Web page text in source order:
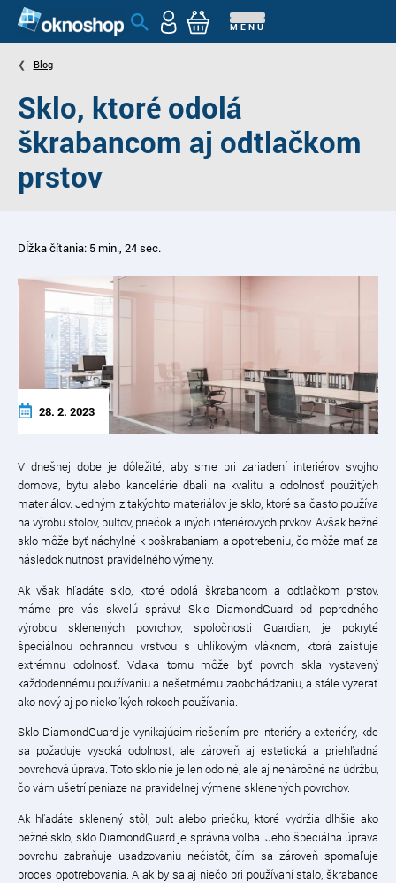
MENU
Blog
Sklo, ktoré odolá
škrabancom aj odtlačkom
prstov
Dĺžka čítania: 5 min., 24 sec.
28. 2. 2023
V dnešnej dobe je dôležité, aby sme pri zariadení interiérov svojho
domova, bytu alebo kancelárie dbali na kvalitu a odolnosť použitých
materiálov. Jedným z takýchto materiálov je sklo, ktoré sa často používa
na výrobu stolov, pultov, priečok a iných interiérových prvkov. Avšak bežné
sklo môže byť náchylné k poškrabaniam a opotrebeniu, čo môže mať za
následok nutnosť pravidelného výmeny.
Ak však hľadáte sklo, ktoré odolá škrabancom a odtlačkom prstov,
máme pre vás skvelú správu! Sklo DiamondGuard od popredného
výrobcu sklenených povrchov, spoločnosti Guardian, je pokryté
špeciálnou ochrannou vrstvou s uhlíkovým vláknom, ktorá zaisťuje
extrémnu odolnosť. Vďaka tomu môže byť povrch skla vystavený
každodennému používaniu a nešetrnému zaobchádzaniu, a stále vyzerať
ako nový aj po niekoľkých rokoch používania.
Sklo DiamondGuard je vynikajúcim riešením pre interiéry a exteriéry, kde
sa požaduje vysoká odolnosť, ale zároveň aj estetická a priehľadná
povrchová úprava. Toto sklo nie je len odolné, ale aj nenáročné na údržbu,
čo vám ušetrí peniaze na pravidelnej výmene sklenených povrchov.
Ak hľadáte sklenený stôl, pult alebo priečku, ktoré vydržia dlhšie ako
bežné sklo, sklo DiamondGuard je správna voľba. Jeho špeciálna úprava
povrchu zabraňuje usadzovaniu nečistôt, čím sa zároveň spomaľuje
proces opotrebovania. A ak by sa aj niečo pri používaní stalo, škrabance